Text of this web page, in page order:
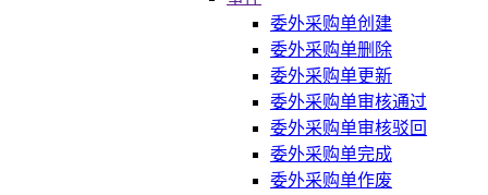
委外采购单创建
委外采购单删除
委外采购单更新
委外采购单审核通过
委外采购单审核驳回
委外采购单完成
委外采购单作废